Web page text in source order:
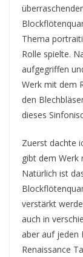
Thema
Rolle spielte.
aufgegriffen
Werk mit dem
den
dieses
Zuerst dachte
gibt dem Werk
Natürlich ist
verstärkt
auch in
aber auf jeden
Renaissance